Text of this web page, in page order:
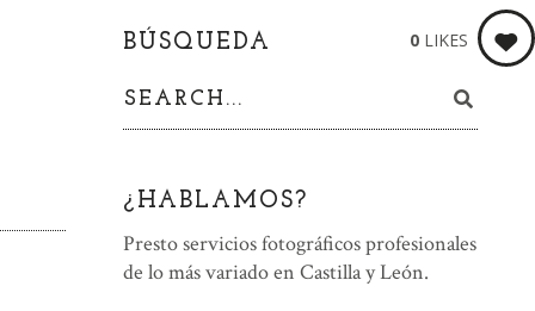
0 LIKES
BÚSQUEDA
¿HABLAMOS?
Presto servicios fotográficos profesionales
de lo más variado en Castilla y León.